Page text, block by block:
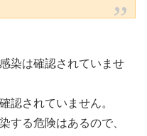
染は確認されていませ
認されていません。
する危険はあるので、